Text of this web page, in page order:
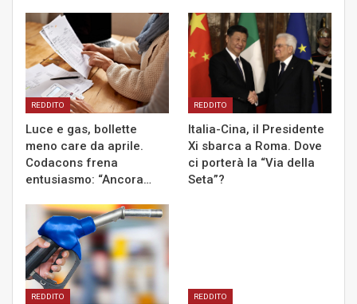
REDDITO
Luce e gas, bollette
meno care da aprile.
Codacons frena
entusiasmo: “Ancora…
REDDITO
Italia-Cina, il Presidente
Xi sbarca a Roma. Dove
ci porterà la “Via della
Seta”?
REDDITO REDDITO